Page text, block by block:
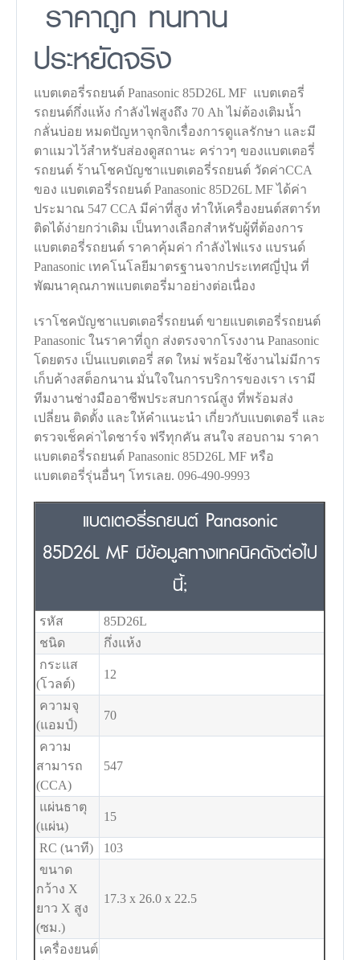
ราคาถูก ทนทาน
ประหยัดจริง
แบตเตอรี่รถยนต์ Panasonic 85D26L MF แบตเตอรี่
รถยนต์กึ่งแห้ง กำลังไฟสูงถึง 70 Ah ไม่ต้องเติมน้ำ
กลั่นบ่อย หมดปัญหาจุกจิกเรื่องการดูแลรักษา และมี
ตาแมวไว้สำหรับส่องดูสถานะ คร่าวๆ ของแบตเตอรี่
รถยนต์ ร้านโชคบัญชาแบตเตอรี่รถยนต์ วัดค่าCCA
ของ แบตเตอรี่รถยนต์ Panasonic 85D26L MF ได้ค่า
ประมาณ 547 CCA มีค่าที่สูง ทำให้เครื่องยนต์สตาร์ท
ติดได้ง่ายกว่าเดิม เป็นทางเลือกสำหรับผู้ที่ต้องการ
แบตเตอรี่รถยนต์ ราคาคุ้มค่า กำลังไฟแรง แบรนด์
Panasonic เทคโนโลยีมาตรฐานจากประเทศญี่ปุ่น ที่
พัฒนาคุณภาพแบตเตอรี่มาอย่างต่อเนื่อง
เราโชคบัญชาแบตเตอรี่รถยนต์ ขายแบตเตอรี่รถยนต์
Panasonic ในราคาที่ถูก ส่งตรงจากโรงงาน Panasonic
โดยตรง เป็นแบตเตอรี่ สด ใหม่ พร้อมใช้งานไม่มีการ
เก็บค้างสต็อกนาน มั่นใจในการบริการของเรา เรามี
ทีมงานช่างมืออาชีพประสบการณ์สูง ที่พร้อมส่ง
เปลี่ยน ติดตั้ง และให้คำแนะนำ เกี่ยวกับแบตเตอรี่ และ
ตรวจเช็คค่าไดชาร์จ ฟรีทุกคัน สนใจ สอบถาม ราคา
แบตเตอรี่รถยนต์ Panasonic 85D26L MF หรือ
แบตเตอรี่รุ่นอื่นๆ โทรเลย. 096-490-9993
แบตเตอรี่รถยนต์ Panasonic
85D26L MF มีข้อมูลทางเทคนิคดังต่อไป
นี้;
รหัส
85D26L
ชนิด
กึ่งแห้ง
กระแส
(โวลต์)
12
ความจุ
(แอมป์)
70
ความ
สามารถ
(CCA)
547
แผ่นธาตุ
(แผ่น)
15
RC (นาที)
103
ขนาด
กว้าง X
ยาว X สูง
(ซม.)
17.3 x 26.0 x 22.5
เครื่องยนต์